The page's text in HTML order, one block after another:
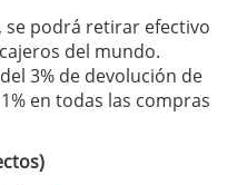
se podrá retirar efectivo
del mundo.
3% de devolución de
en todas las compras